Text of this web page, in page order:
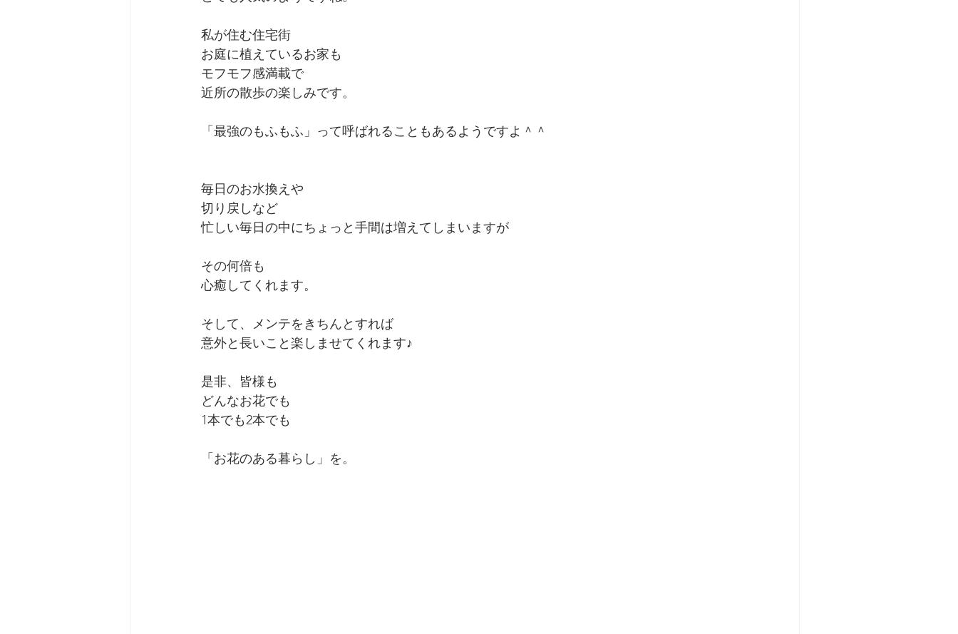
私が住む住宅街
お庭に植えているお家も
モフモフ感満載で
近所の散歩の楽しみです。
「最強のもふもふ」って呼ばれることもあるようですよ＾＾
毎日のお水換えや
切り戻しなど
忙しい毎日の中にちょっと手間は増えてしまいますが
その何倍も
心癒してくれます。
そして、メンテをきちんとすれば
意外と長いこと楽しませてくれます♪
是非、皆様も
どんなお花でも
1本でも2本でも
「お花のある暮らし」を。